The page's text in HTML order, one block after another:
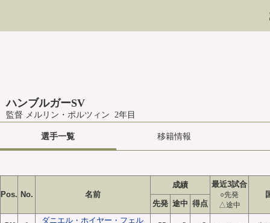
ハンブルガーSV
監督 メルリン・ポルツィン 2年目
選手一覧 移籍情報
Pos. No. 名前
成績 最近3試合
○先発
△途中
先発 途中 得点
ダニエル・ホイヤー・フェル